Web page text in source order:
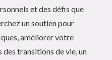
et des défis que
un soutien pour
améliorer votre
transitions de vie, un